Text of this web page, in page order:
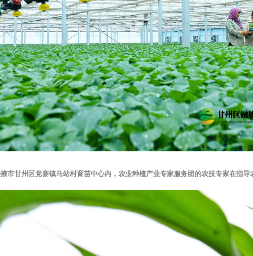
市甘州区党寨镇马站村育苗中心内，农业种植产业专家服务团的农技专家在指导